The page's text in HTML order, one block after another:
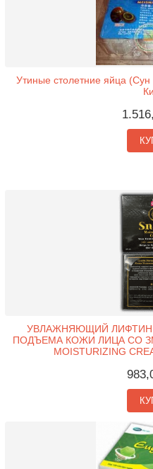
Утиные столетние яйца
УВЛАЖНЯЮЩИЙ
ПОДЪЕМА КОЖИ ЛИЦА СО
MOISTURIZING